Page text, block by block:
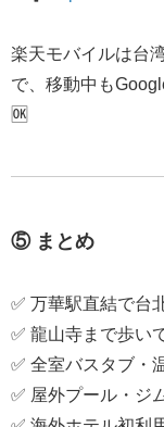
楽天モバイルは台
で、移動中も
🆗
⑤ まとめ
✅ 万華駅直結で台
✅ 龍山寺まで歩い
✅ 全室バスタブ・
✅ 屋外プール・ジ